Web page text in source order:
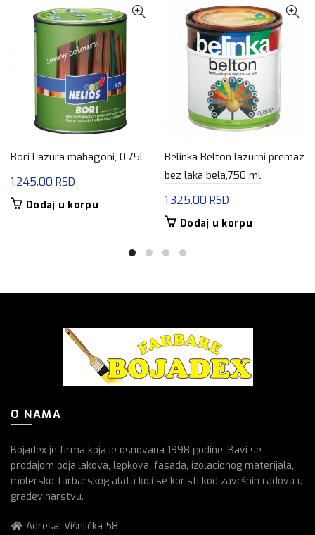
Bori Lazura mahagoni, 0,75l
1,245.00 RSD
Dodaj u korpu
Belinka Belton lazurni premaz
bez laka bela,750 ml
1,325.00 RSD
Dodaj u korpu
O NAMA
Bojadex je firma koja je osnovana 1998 godine. Bavi se
prodajom boja,lakova, lepkova, fasada, izolacionog materijala,
molersko-farbarskog alata koji se koristi kod završnih radova u
gradevinarstvu.
Adresa: Višnjička 58